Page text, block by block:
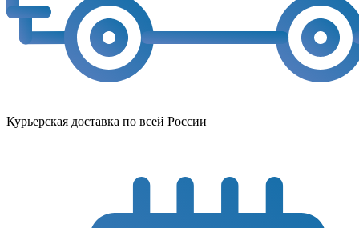
Курьерская доставка по всей России